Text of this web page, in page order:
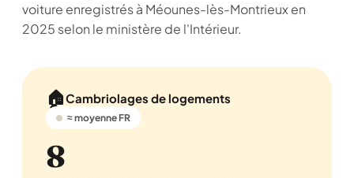
voiture enregistrés à Méounes-lès-Montrieux en
2025 selon le ministère de l'Intérieur.
🏠Cambriolages de logements
≈ moyenne FR
8